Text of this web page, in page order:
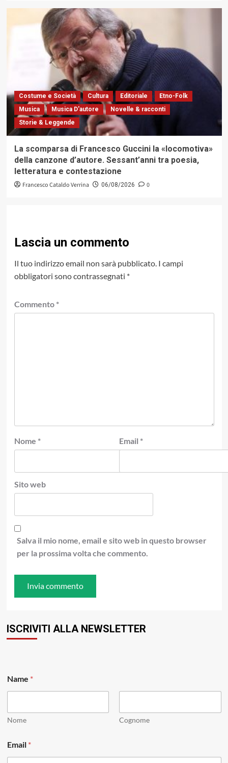
Costume e Società Cultura Editoriale
Etno-Folk
Musica
Musica D'autore
Novelle & racconti
Storie & Leggende
La scomparsa di Francesco Guccini la «locomotiva»
della canzone d’autore. Sessant’anni tra poesia,
letteratura e contestazione
Francesco Cataldo Verrina 06/08/2026 0
Lascia un commento
Il tuo indirizzo email non sarà pubblicato. I campi
obbligatori sono contrassegnati *
Commento *
Nome * Email *
Sito web
Salva il mio nome, email e sito web in questo browser
per la prossima volta che commento.
ISCRIVITI ALLA NEWSLETTER
m
a
l
*
a
i
Name *
Nome Cognome
Email *